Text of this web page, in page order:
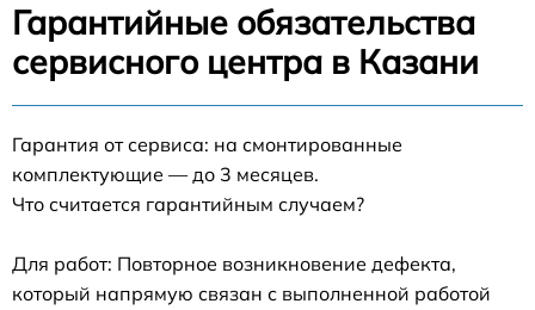
Гарантийные обязательства
сервисного центра в Казани
Гарантия от сервиса: на смонтированные
комплектующие — до 3 месяцев.
Что считается гарантийным случаем?
Для работ: Повторное возникновение дефекта,
который напрямую связан с выполненной работой